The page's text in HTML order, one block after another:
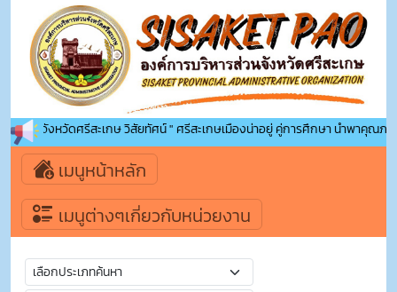
ส่วนจังหวัดศรีสะเกษ วิสัยทัศน์ " ศรีสะเกษเมืองน่าอยู่ คู่การศึกษา นำพาคุณภาพ
เมนูหน้าหลัก
เมนูต่างๆเกี่ยวกับหน่วยงาน